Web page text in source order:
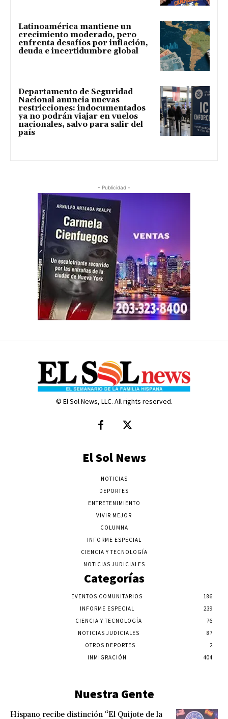
Latinoamérica mantiene un
crecimiento moderado, pero
enfrenta desafíos por inflación,
deuda e incertidumbre global
Departamento de Seguridad
Nacional anuncia nuevas
restricciones: indocumentados
ya no podrán viajar en vuelos
nacionales, salvo para salir del
país
- Publicidad -
© El Sol News, LLC. All rights reserved.
El Sol News
NOTICIAS
DEPORTES
ENTRETENIMIENTO
VIVIR MEJOR
COLUMNA
INFORME ESPECIAL
CIENCIA Y TECNOLOGÍA
NOTICIAS JUDICIALES
Categorías
EVENTOS COMUNITARIOS
186
INFORME ESPECIAL
239
CIENCIA Y TECNOLOGÍA
76
NOTICIAS JUDICIALES
87
OTROS DEPORTES
2
INMIGRACIÓN
404
Nuestra Gente
Hispano recibe distinción “El Quijote de la